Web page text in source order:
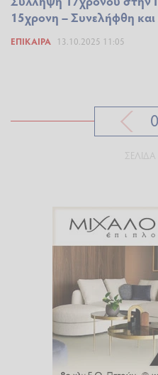
15χρονη – Συνελήφθη
ΕΠΊΚΑΙΡΑ 13.10.2025 11:05